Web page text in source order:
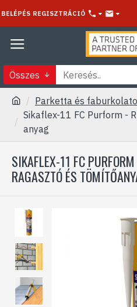
BELÉPÉS REGISZTRÁCIÓ
Összes
Parketta és
Sikaflex-11 FC Purform -
anyag
SIKAFLEX-11 FC
RAGASZTÓ ÉS